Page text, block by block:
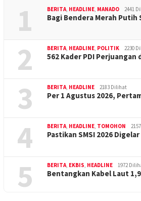
1 BERITA, HEADLINE, MANADO 2441
Bagi Bendera Merah Putih
2 BERITA, HEADLINE, POLITIK 2230
562 Kader PDI
3 BERITA, HEADLINE 2183 Dilihat
Per 1 Agustus 2026,
4 BERITA, HEADLINE, TOMOHON
Pastikan SMSI 2026
5 BERITA, EKBIS, HEADLINE 1972
Bentangkan Kabel Laut